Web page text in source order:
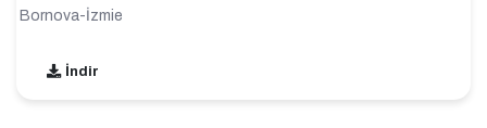
Bornova-İzmie
İndir